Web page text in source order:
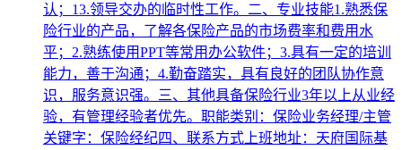
认；13.领导交办的临时性工作。二、专业技能1.熟悉保
险行业的产品，了解各保险产品的市场费率和费用水
平；2.熟练使用PPT等常用办公软件；3.具有一定的培训
能力，善于沟通；4.勤奋踏实，具有良好的团队协作意
识，服务意识强。三、其他具备保险行业3年以上从业经
验，有管理经验者优先。职能类别：保险业务经理/主管
关键字：保险经纪四、联系方式上班地址：天府国际基